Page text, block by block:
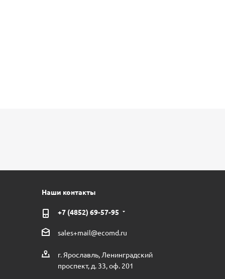
Наши контакты
+7 (4852) 69-57-95
sales+mail@ecomd.ru
г. Ярославль, Ленинградский
проспект, д. 33, оф. 201